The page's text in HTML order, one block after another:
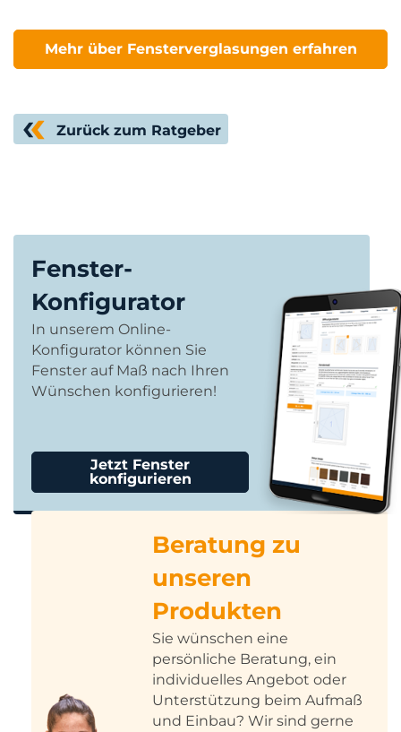
Mehr über Fensterverglasungen erfahren
Zurück zum Ratgeber
Fenster-
Konfigurator
In unserem Online-
Konfigurator können Sie
Fenster auf Maß nach Ihren
Wünschen konfigurieren!
Jetzt Fenster
konfigurieren
Beratung zu
unseren
Produkten
Sie wünschen eine
persönliche Beratung, ein
individuelles Angebot oder
Unterstützung beim Aufmaß
und Einbau? Wir sind gerne